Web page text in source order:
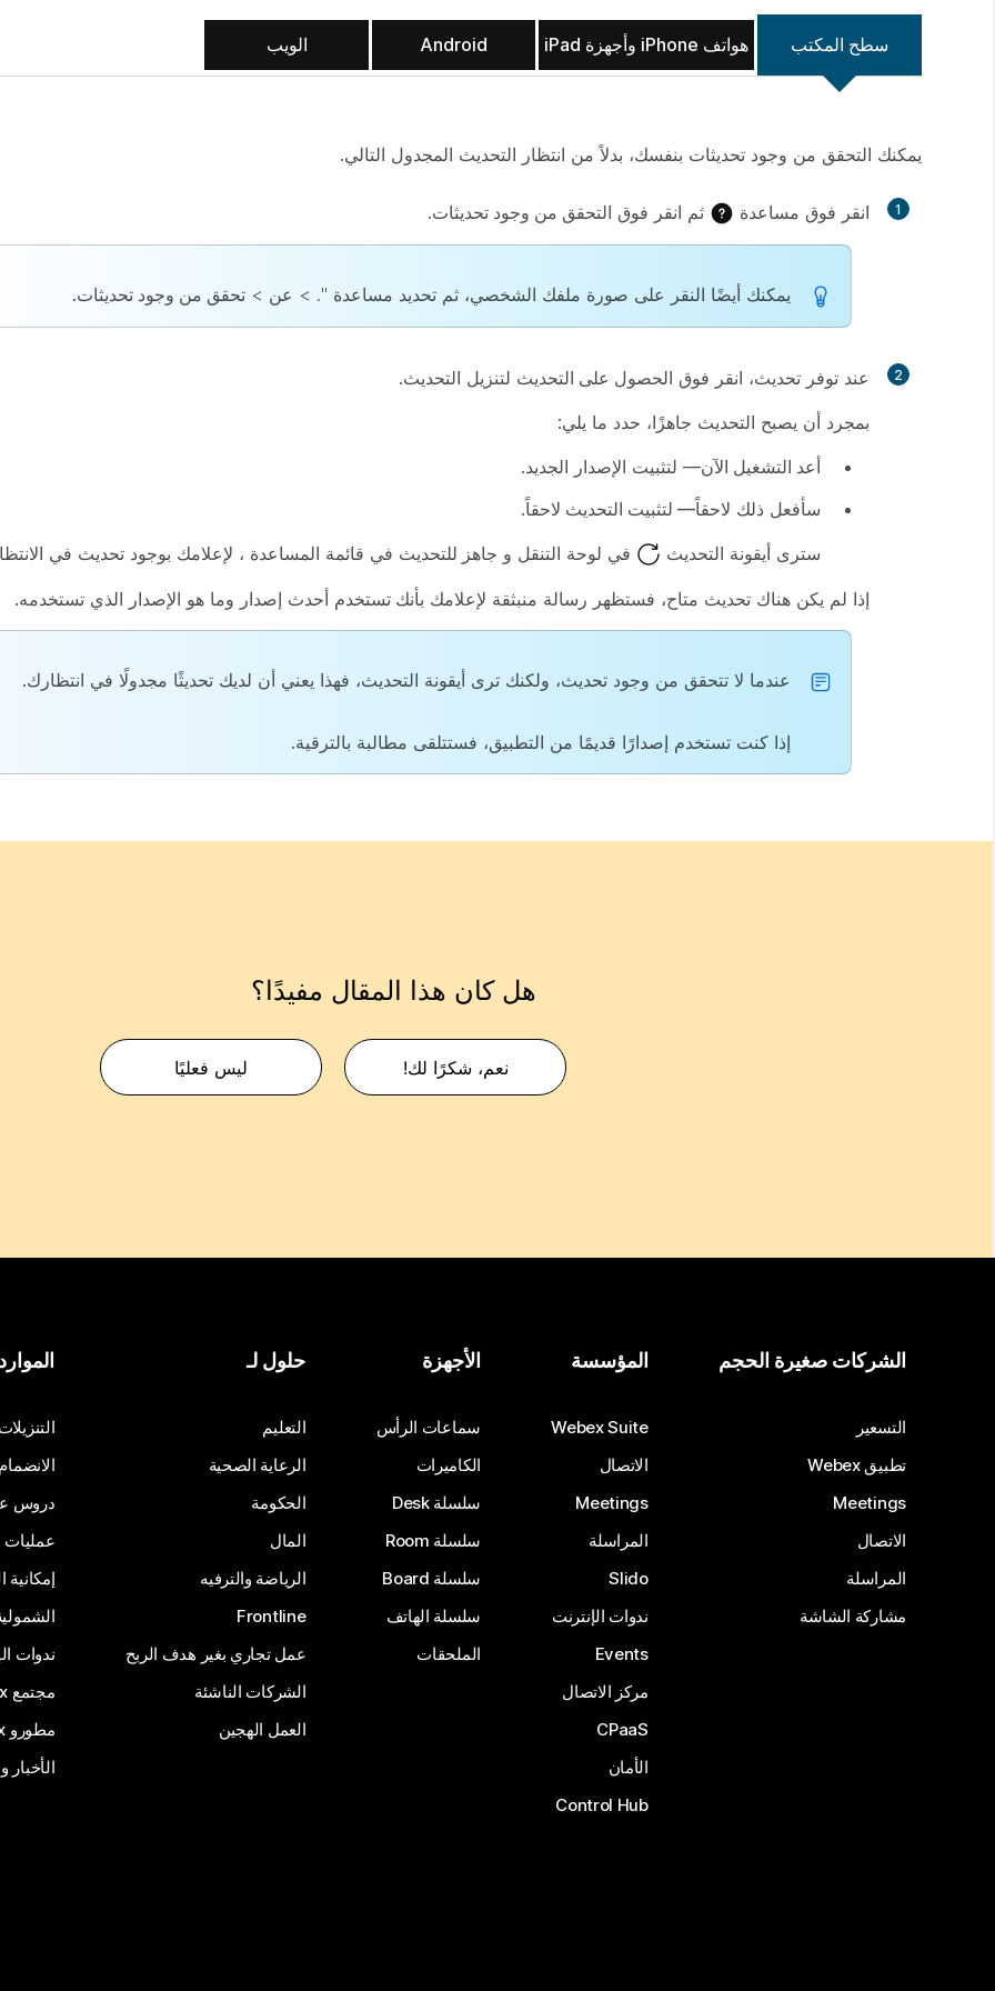
سطح المكتب هواتف iPhone وأجهزة iPad Android الويب
يمكنك التحقق من وجود تحديثات بنفسك، بدلاً من انتظار التحديث المجدول التالي.
1 انقر فوق مساعدة ثم انقر فوق التحقق من وجود تحديثات.
يمكنك أيضًا النقر على صورة ملفك الشخصي، ثم تحديد مساعدة ". > عن > تحقق من وجود تحديثات.
2 عند توفر تحديث، انقر فوق الحصول على التحديث لتنزيل التحديث.
بمجرد أن يصبح التحديث جاهزًا، حدد ما يلي:
أعد التشغيل الآن— لتثبيت الإصدار الجديد.
سأفعل ذلك لاحقاً— لتثبيت التحديث لاحقاً.
سترى أيقونة التحديث
في لوحة التنقل و جاهز للتحديث في قائمة المساعدة ، لإعلامك بوجود تحديث في
إذا لم يكن هناك تحديث متاح، فستظهر رسالة منبثقة لإعلامك بأنك تستخدم أحدث إصدار وما هو الإصدار الذي تستخدمه.
عندما لا تتحقق من وجود تحديث، ولكنك ترى أيقونة التحديث، فهذا يعني أن لديك تحديثًا مجدولًا في انتظارك.
إذا كنت تستخدم إصدارًا قديمًا من التطبيق، فستتلقى مطالبة بالترقية.
هل كان هذا المقال مفيدًا؟
نعم، شكرًا لك! ليس فعليًا
الشركات صغيرة الحجم
التسعير
تطبيق Webex
Meetings
الاتصال
المراسلة
مشاركة الشاشة
المؤسسة
Webex Suite
الاتصال
Meetings
المراسلة
Slido
ندوات الإنترنت
Events
مركز الاتصال
CPaaS
الأمان
Control Hub
الأجهزة
سماعات الرأس
الكاميرات
سلسلة Desk
سلسلة Room
سلسلة Board
سلسلة الهاتف
الملحقات
حلول لـ
التعليم
الرعاية الصحية
الحكومة
المال
الرياضة والترفيه
Frontline
عمل تجاري بغير هدف الربح
الشركات الناشئة
العمل الهجين
دروس
عمليات
ندوات
مجتمع Webex
مطورو Webex
الأخبار